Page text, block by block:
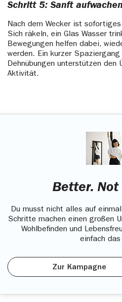
Schritt 5: Sanft aufwachen
Nach dem Wecker ist
Sich räkeln, ein Glas Wasser
Bewegungen helfen dabei,
werden. Ein kurzer
Dehnübungen unterstützen den
Aktivität.
Better.
Du musst nicht alles auf
Schritte machen einen großen
Wohlbefinden und
einfach
Zur Kampagne